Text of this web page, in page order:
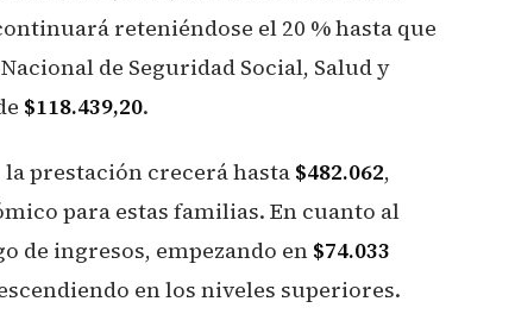
reteniéndose el 20 % hasta que
de Seguridad Social, Salud y
$118.439,20.
la prestación crecerá hasta $482.062,
para estas familias. En cuanto al
de ingresos, empezando en $74.033
en los niveles superiores.